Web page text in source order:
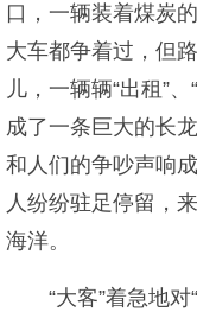
口，一辆装着煤炭
大车都争着过，但
儿，一辆辆“出租”
成了一条巨大的长
和人们的争吵声响
人纷纷驻足停留，
海洋。
“大客”着急地